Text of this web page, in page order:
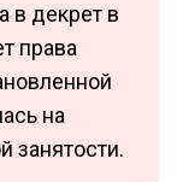
в декрет в
права
на
занятости.